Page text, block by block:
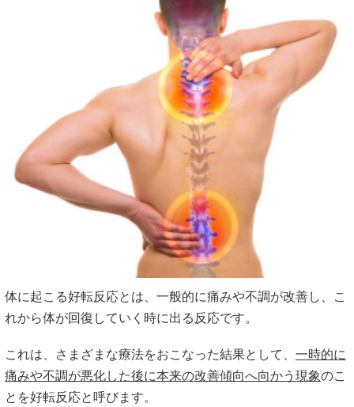
体に起こる好転反応とは、一般的に痛みや不調が改善し、こ
れから体が回復していく時に出る反応です。
これは、さまざまな療法をおこなった結果として、 一時的に
痛みや不調が悪化した後に本来の改善傾向へ向かう現象のこ
とを好転反応と呼びます。